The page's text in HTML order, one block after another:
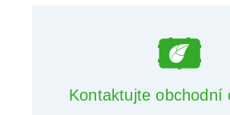
Kontaktujte obchodní